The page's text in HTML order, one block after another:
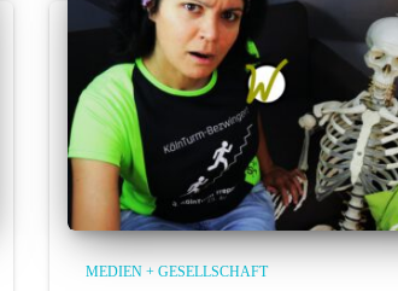
MEDIEN + GESELLSCHAFT